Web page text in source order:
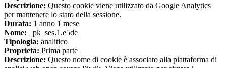
Descrizione: Questo cookie viene utilizzato da Google Analytics
per mantenere lo stato della sessione.
Durata: 1 anno 1 mese
Nome: _pk_ses.1.e5de
Tipologia: analitico
Proprieta: Prima parte
Descrizione: Questo nome di cookie è associato alla piattaforma di